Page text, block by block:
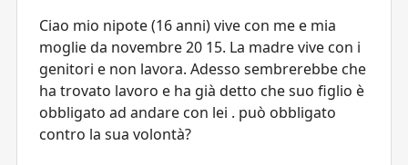
Ciao mio nipote (16 anni) vive con me e mia
moglie da novembre 20 15. La madre vive con i
genitori e non lavora. Adesso sembrerebbe che
ha trovato lavoro e ha già detto che suo figlio è
obbligato ad andare con lei . può obbligato
contro la sua volontà?